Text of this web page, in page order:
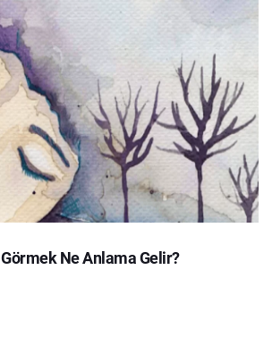
Ne Anlama Gelir?